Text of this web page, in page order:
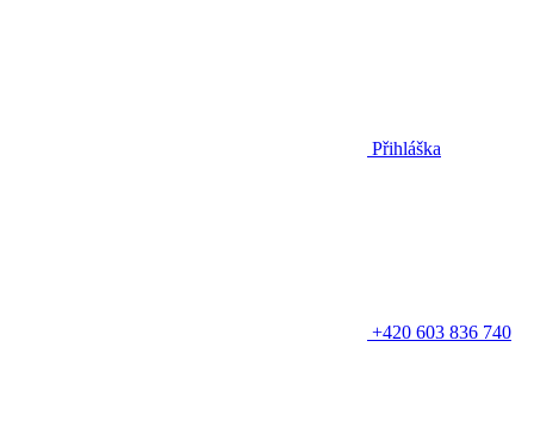
Přihláška
+420 603 836 740